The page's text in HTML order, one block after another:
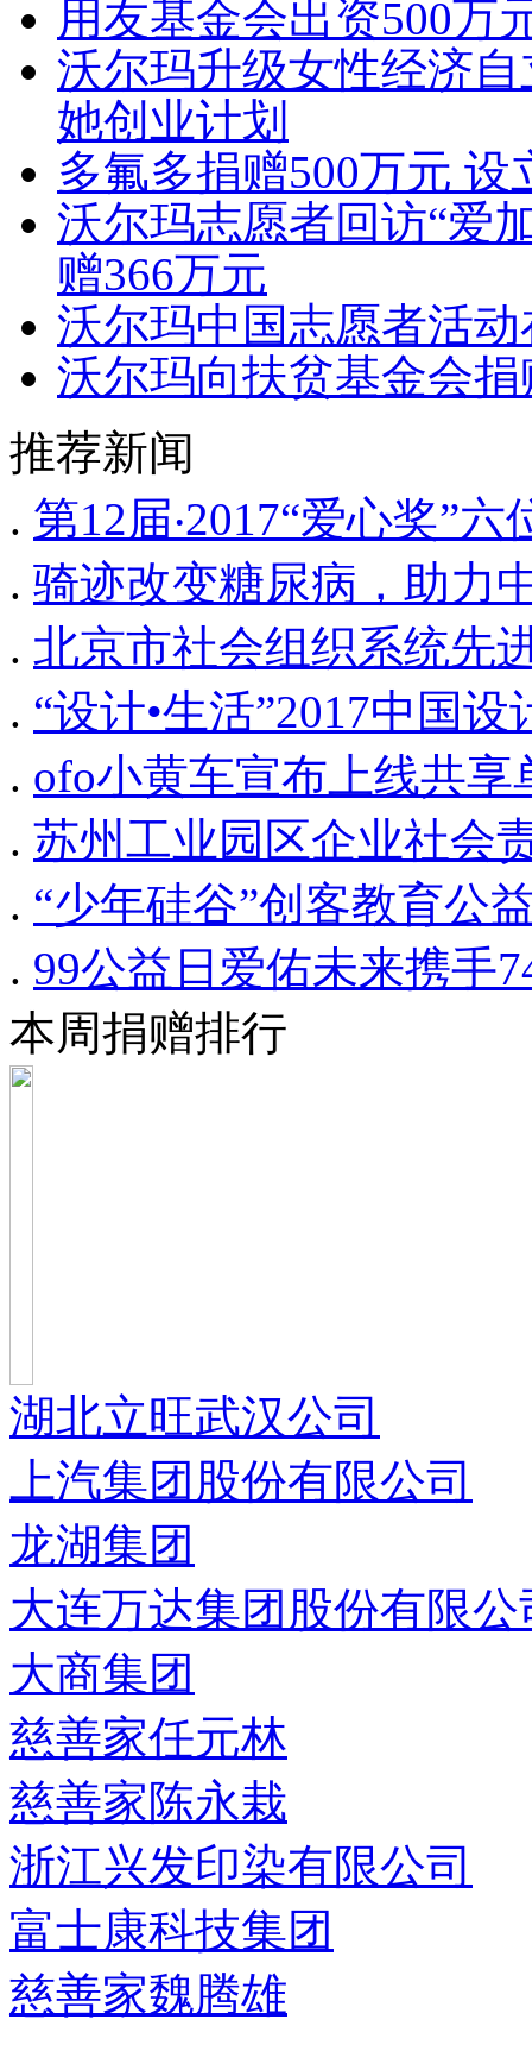
用友基金会出资500万
沃尔玛升级女性经济
她创业计划
多氟多捐赠500万元 设
沃尔玛志愿者回访“爱
赠366万元
沃尔玛中国志愿者活
沃尔玛向扶贫基金会
推荐新闻
. 第12届‧2017“爱心奖”
. 骑迹改变糖尿病，助力
. 北京市社会组织系统先
. “设计•生活”2017中国
. ofo小黄车宣布上线共
. 苏州工业园区企业社会
. “少年硅谷”创客教育公
. 99公益日爱佑未来携手
本周捐赠排行
湖北立旺武汉公司
上汽集团股份有限公司
龙湖集团
大连万达集团股份有限公
大商集团
慈善家任元林
慈善家陈永栽
浙江兴发印染有限公司
富士康科技集团
慈善家魏腾雄